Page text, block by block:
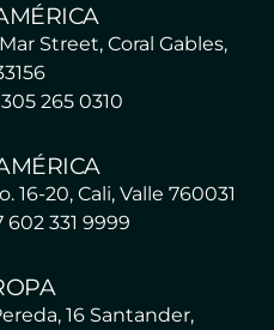
Street, Coral Gables,
265 0310
16-20, Cali, Valle 760031
602 331 9999
16 Santander,